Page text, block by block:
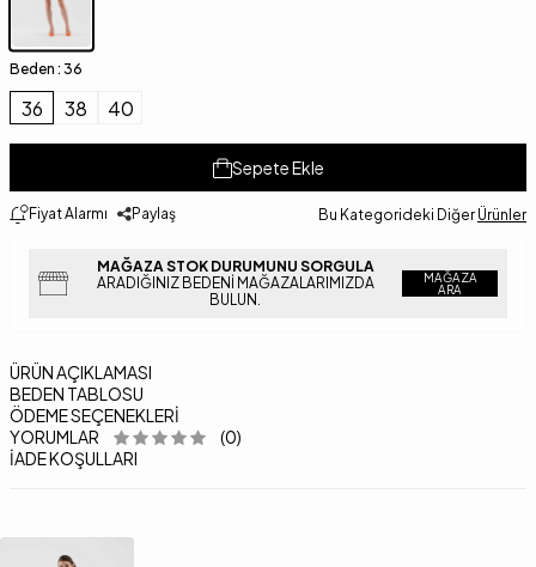
Beden : 36
36 38 40
Sepete Ekle
Fiyat Alarmı Paylaş Bu Kategorideki Diğer Ürünler
MAĞAZA STOK DURUMUNU SORGULA
ARADIĞINIZ BEDENI MAĞAZALARIMIZDA
BULUN.
MAĞAZA
ARA
ÜRÜN AÇIKLAMASI
BEDEN TABLOSU
ÖDEME SEÇENEKLERI
YORUMLAR
(0)
İADE KOŞULLARI